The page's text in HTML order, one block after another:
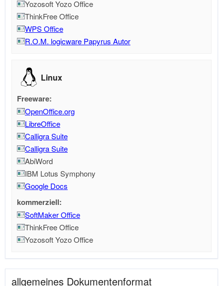
Yozosoft Yozo Office
ThinkFree Office
WPS Office
R.O.M. logicware Papyrus Autor
Linux
Freeware:
OpenOffice.org
LibreOffice
Calligra Suite
Calligra Suite
AbiWord
IBM Lotus Symphony
Google Docs
kommerziell:
SoftMaker Office
ThinkFree Office
Yozosoft Yozo Office
allgemeines Dokumentenformat